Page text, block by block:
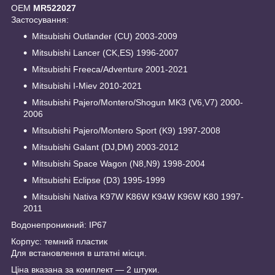
OEM MR522027
Застосування:
Mitsubishi Outlander (CU) 2003-2009
Mitsubishi Lancer (CK,ES) 1996-2007
Mitsubishi Freeca/Adventure 2001-2021
Mitsubishi I-Miev 2010-2021
Mitsubishi Pajero/Montero/Shogun MK3 (V6,V7) 2000-
2006
Mitsubishi Pajero/Montero Sport (K9) 1997-2008
Mitsubishi Galant (DJ,DM) 2003-2012
Mitsubishi Space Wagon (N8,N9) 1998-2004
Mitsubishi Eclipse (D3) 1995-1999
Mitsubishi Nativa K97W K86W K94W K96W K80 1997-
2011
Водонепроникний: IP67
Корпус: темний пластик
Для встановлення в штатні місця.
Ціна вказана за комплект — 2 штуки.